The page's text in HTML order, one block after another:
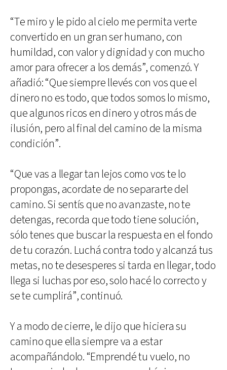
“Te miro y le pido al cielo me permita verte
convertido en un gran ser humano, con
humildad, con valor y dignidad y con mucho
amor para ofrecer a los demás”, comenzó. Y
añadió: “Que siempre llevés con vos que el
dinero no es todo, que todos somos lo mismo,
que algunos ricos en dinero y otros más de
ilusión, pero al final del camino de la misma
condición”.
“Que vas a llegar tan lejos como vos te lo
propongas, acordate de no separarte del
camino. Si sentís que no avanzaste, no te
detengas, recorda que todo tiene solución,
sólo tenes que buscar la respuesta en el fondo
de tu corazón. Luchá contra todo y alcanzá tus
metas, no te desesperes si tarda en llegar, todo
llega si luchas por eso, solo hacé lo correcto y
se te cumplirá”, continuó.
Y a modo de cierre, le dijo que hiciera su
camino que ella siempre va a estar
acompañándolo. “Emprendé tu vuelo, no